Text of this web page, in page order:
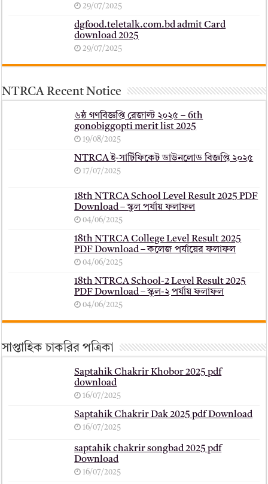
29/07/2025
dgfood.teletalk.com.bd admit Card
download 2025
29/07/2025
NTRCA Recent Notice
৬ষ্ঠ গণবিজ্ঞপ্তি রেজাল্ট ২০২৫ – 6th
gonobiggopti merit list 2025
19/08/2025
NTRCA ই-সার্টিফিকেট ডাউনলোড বিজ্ঞপ্তি ২০২৫
17/07/2025
18th NTRCA School Level Result 2025 PDF
Download – স্কুল পর্যায় ফলাফল
04/06/2025
18th NTRCA College Level Result 2025
PDF Download – কলেজ পর্যায়ের ফলাফল
04/06/2025
18th NTRCA School-2 Level Result 2025
PDF Download – স্কুল-২ পর্যায় ফলাফল
04/06/2025
সাপ্তাহিক চাকরির পত্রিকা
Saptahik Chakrir Khobor 2025 pdf
download
16/07/2025
Saptahik Chakrir Dak 2025 pdf Download
16/07/2025
saptahik chakrir songbad 2025 pdf
Download
16/07/2025